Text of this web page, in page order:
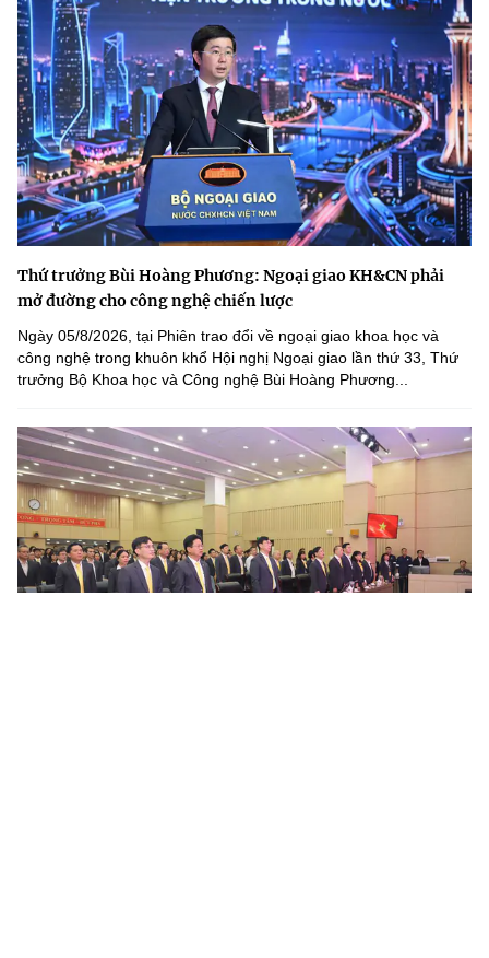
Thứ trưởng Bùi Hoàng Phương: Ngoại giao KH&CN phải
mở đường cho công nghệ chiến lược
Ngày 05/8/2026, tại Phiên trao đổi về ngoại giao khoa học và
công nghệ trong khuôn khổ Hội nghị Ngoại giao lần thứ 33, Thứ
trưởng Bộ Khoa học và Công nghệ Bùi Hoàng Phương...